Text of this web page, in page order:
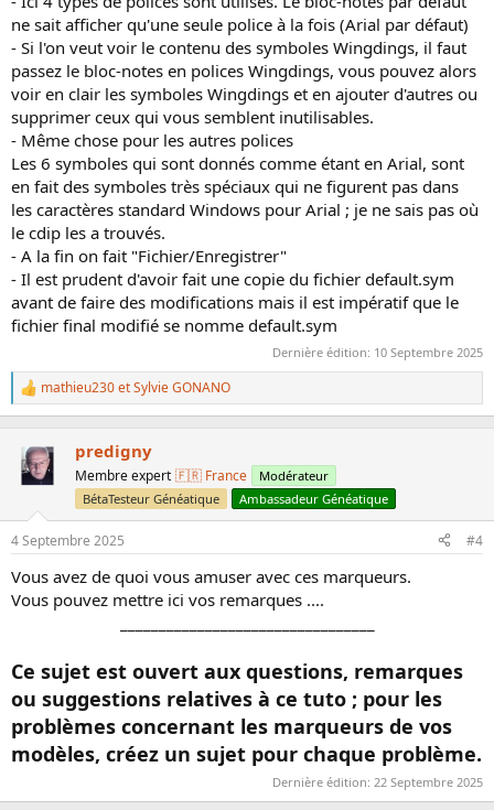
ne sait afficher qu'une seule police à la fois (Arial par défaut)
- Si l'on veut voir le contenu des symboles Wingdings, il faut
passez le bloc-notes en polices Wingdings, vous pouvez alors
voir en clair les symboles Wingdings et en ajouter d'autres ou
supprimer ceux qui vous semblent inutilisables.
- Même chose pour les autres polices
Les 6 symboles qui sont donnés comme étant en Arial, sont
en fait des symboles très spéciaux qui ne figurent pas dans
les caractères standard Windows pour Arial ; je ne sais pas où
le cdip les a trouvés.
- A la fin on fait "Fichier/Enregistrer"
- Il est prudent d'avoir fait une copie du fichier default.sym
avant de faire des modifications mais il est impératif que le
fichier final modifié se nomme default.sym
Dernière édition: 10 Septembre 2025
L
e
r
é
a
t
o
n
s
:
mathieu230etSylvie GONANO
predigny
Membre expert 🇫🇷 France
Modérateur
BétaTesteur Généatique
Ambassadeur Généatique
4 Septembre 2025 #4
Vous avez de quoi vous amuser avec ces marqueurs.
Vous pouvez mettre ici vos remarques ....
Ce sujet est ouvert aux questions, remarques
ou suggestions relatives à ce tuto ; pour les
problèmes concernant les marqueurs de vos
modèles, créez un sujet pour chaque problème.
Dernière édition: 22 Septembre 2025